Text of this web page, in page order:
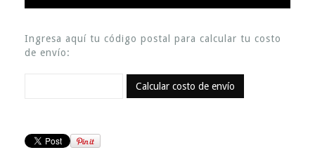
Ingresa aquí tu código postal para calcular tu costo
de envío:
Calcular costo de envío